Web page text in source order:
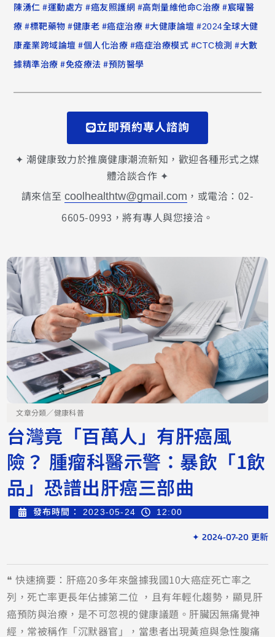
陳湧仁 #運動處方 #癌友照護網 #高劑量維他命C治療 #宸曜醫
療 #標靶藥物 #健康老 #癌症治療 #大健康論壇 #2024全球大健
康產業跨域論壇 #個人化治療 #癌症治療模式 #CTC檢測 #大數
據精準治療 #免疫療法 #預防醫學
立即預約專人諮詢
✦ 潮健康致力於推廣健康潮流新知，歡迎各種形式之媒
體洽談合作 ✦
請來信至coolhealthtw@gmail.com ，或電洽：02-
6605-0993，將有專人與您接洽。
文章分類／健康科普
台灣竟「百萬人」有肝癌風
險？ 腫瘤科醫示警：暴飲「1飲
品」恐譜出肝癌三部曲
發布時間： 2023-05-24 12:00
✦ 2024-07-20 更新
❝ 快速摘要：肝癌20多年來盤據我國10大癌症死亡率之
列，死亡率更長年佔據第二位 ，且有年輕化趨勢，顯見肝
癌預防與治療，是不可忽視的健康議題。肝臟因無痛覺神
經，常被稱作「沉默器官」，當患者出現黃疸與急性腹痛